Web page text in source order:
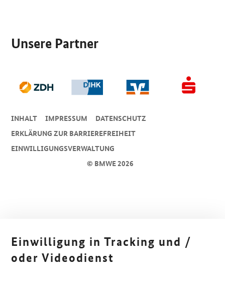
Unsere Partner
© BMWE 2026
INHALT IMPRESSUM
DA­TEN­SCHUTZ
ERKLÄRUNG ZUR BARRIEREFREIHEIT
EINWILLIGUNGSVERWALTUNG
Einwilligung in Tracking und /
oder Videodienst